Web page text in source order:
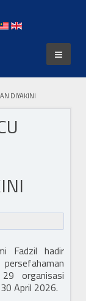
DIYAKINI
Fadzil hadir
organisasi
April 2026.